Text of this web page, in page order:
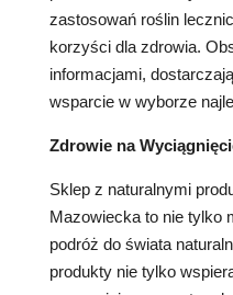
zastosowań roślin
korzyści dla zdrowia.
informacjami,
wsparcie w wyborze
Zdrowie na
Sklep z naturalnymi
Mazowiecka to nie tylko
podróż do świata
produkty nie tylko